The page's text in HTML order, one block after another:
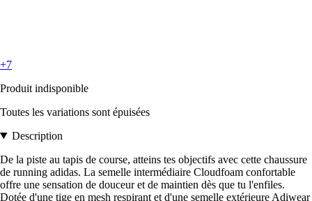
+7
Produit indisponible
Toutes les variations sont épuisées
Description
De la piste au tapis de course, atteins tes objectifs avec cette chaussure
de running adidas. La semelle intermédiaire Cloudfoam confortable
offre une sensation de douceur et de maintien dès que tu l'enfiles.
Dotée d'une tige en mesh respirant et d'une semelle extérieure Adiwear